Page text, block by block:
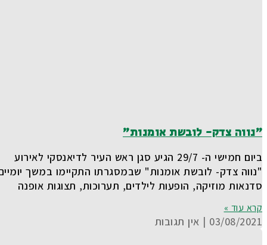
"נווה צדק- לובשת אומנות"
ביום חמישי ה- 29/7 הגיע סגן ראש העיר לדיאנסקי לאירוע
"נווה צדק- לובשת אומנות" שבמסגרתו התקיימו במשך יומיים
סדנאות מוזיקה, הופעות לילדים, תערוכות, תצוגות אופנה
קרא עוד »
03/08/2021 אין תגובות